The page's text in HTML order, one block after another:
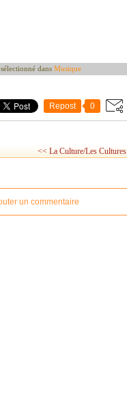
sélectionné dans Musique
Repost 0
<< La Culture/Les Cultures
un commentaire